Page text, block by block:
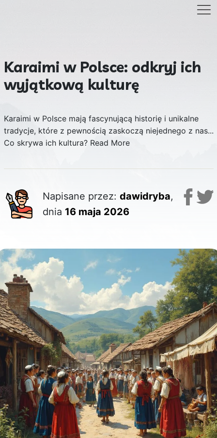
Karaimi w Polsce: odkryj ich
wyjątkową kulturę
Karaimi w Polsce mają fascynującą historię i unikalne
tradycje, które z pewnością zaskoczą niejednego z nas...
Co skrywa ich kultura? Read More
Napisane przez: dawidryba,
dnia 16 maja 2026